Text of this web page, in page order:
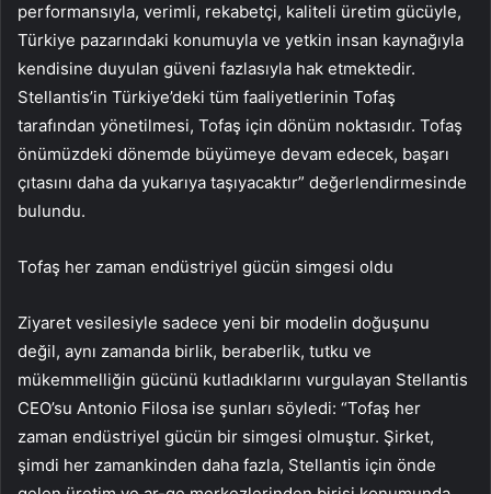
performansıyla, verimli, rekabetçi, kaliteli üretim gücüyle,
Türkiye pazarındaki konumuyla ve yetkin insan kaynağıyla
kendisine duyulan güveni fazlasıyla hak etmektedir.
Stellantis’in Türkiye’deki tüm faaliyetlerinin Tofaş
tarafından yönetilmesi, Tofaş için dönüm noktasıdır. Tofaş
önümüzdeki dönemde büyümeye devam edecek, başarı
çıtasını daha da yukarıya taşıyacaktır” değerlendirmesinde
bulundu.
Tofaş her zaman endüstriyel gücün simgesi oldu
Ziyaret vesilesiyle sadece yeni bir modelin doğuşunu
değil, aynı zamanda birlik, beraberlik, tutku ve
mükemmelliğin gücünü kutladıklarını vurgulayan Stellantis
CEO’su Antonio Filosa ise şunları söyledi: “Tofaş her
zaman endüstriyel gücün bir simgesi olmuştur. Şirket,
şimdi her zamankinden daha fazla, Stellantis için önde